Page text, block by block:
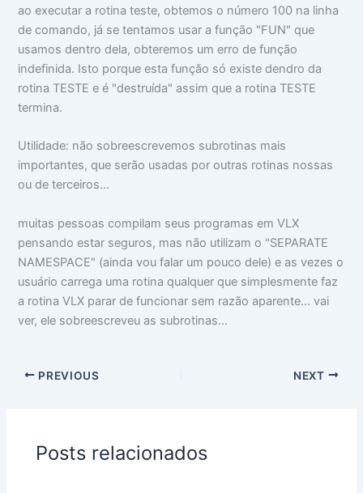
ao executar a rotina teste, obtemos o número 100 na linha
de comando, já se tentamos usar a função "FUN" que
usamos dentro dela, obteremos um erro de função
indefinida. Isto porque esta função só existe dendro da
rotina TESTE e é "destruída" assim que a rotina TESTE
termina.
Utilidade: não sobreescrevemos subrotinas mais
importantes, que serão usadas por outras rotinas nossas
ou de terceiros...
muitas pessoas compilam seus programas em VLX
pensando estar seguros, mas não utilizam o "SEPARATE
NAMESPACE" (ainda vou falar um pouco dele) e as vezes o
usuário carrega uma rotina qualquer que simplesmente faz
a rotina VLX parar de funcionar sem razão aparente... vai
ver, ele sobreescreveu as subrotinas...
PREVIOUS NEXT
Posts relacionados